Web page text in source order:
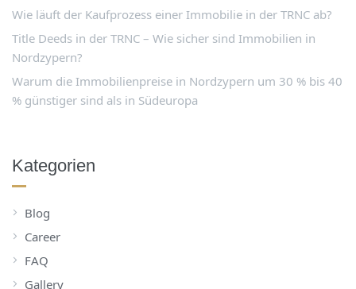
Wie läuft der Kaufprozess einer Immobilie in der TRNC ab?
Title Deeds in der TRNC – Wie sicher sind Immobilien in
Nordzypern?
Warum die Immobilienpreise in Nordzypern um 30 % bis 40
% günstiger sind als in Südeuropa
Kategorien
Blog
Career
FAQ
Gallery